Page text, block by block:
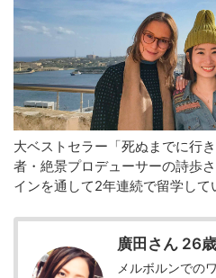
大ベストセラー「死ぬまでに行
者・絶景プロデューサーの詩歩
インを通して2年連続で留学して
廣田さん 26
メルボルンでの